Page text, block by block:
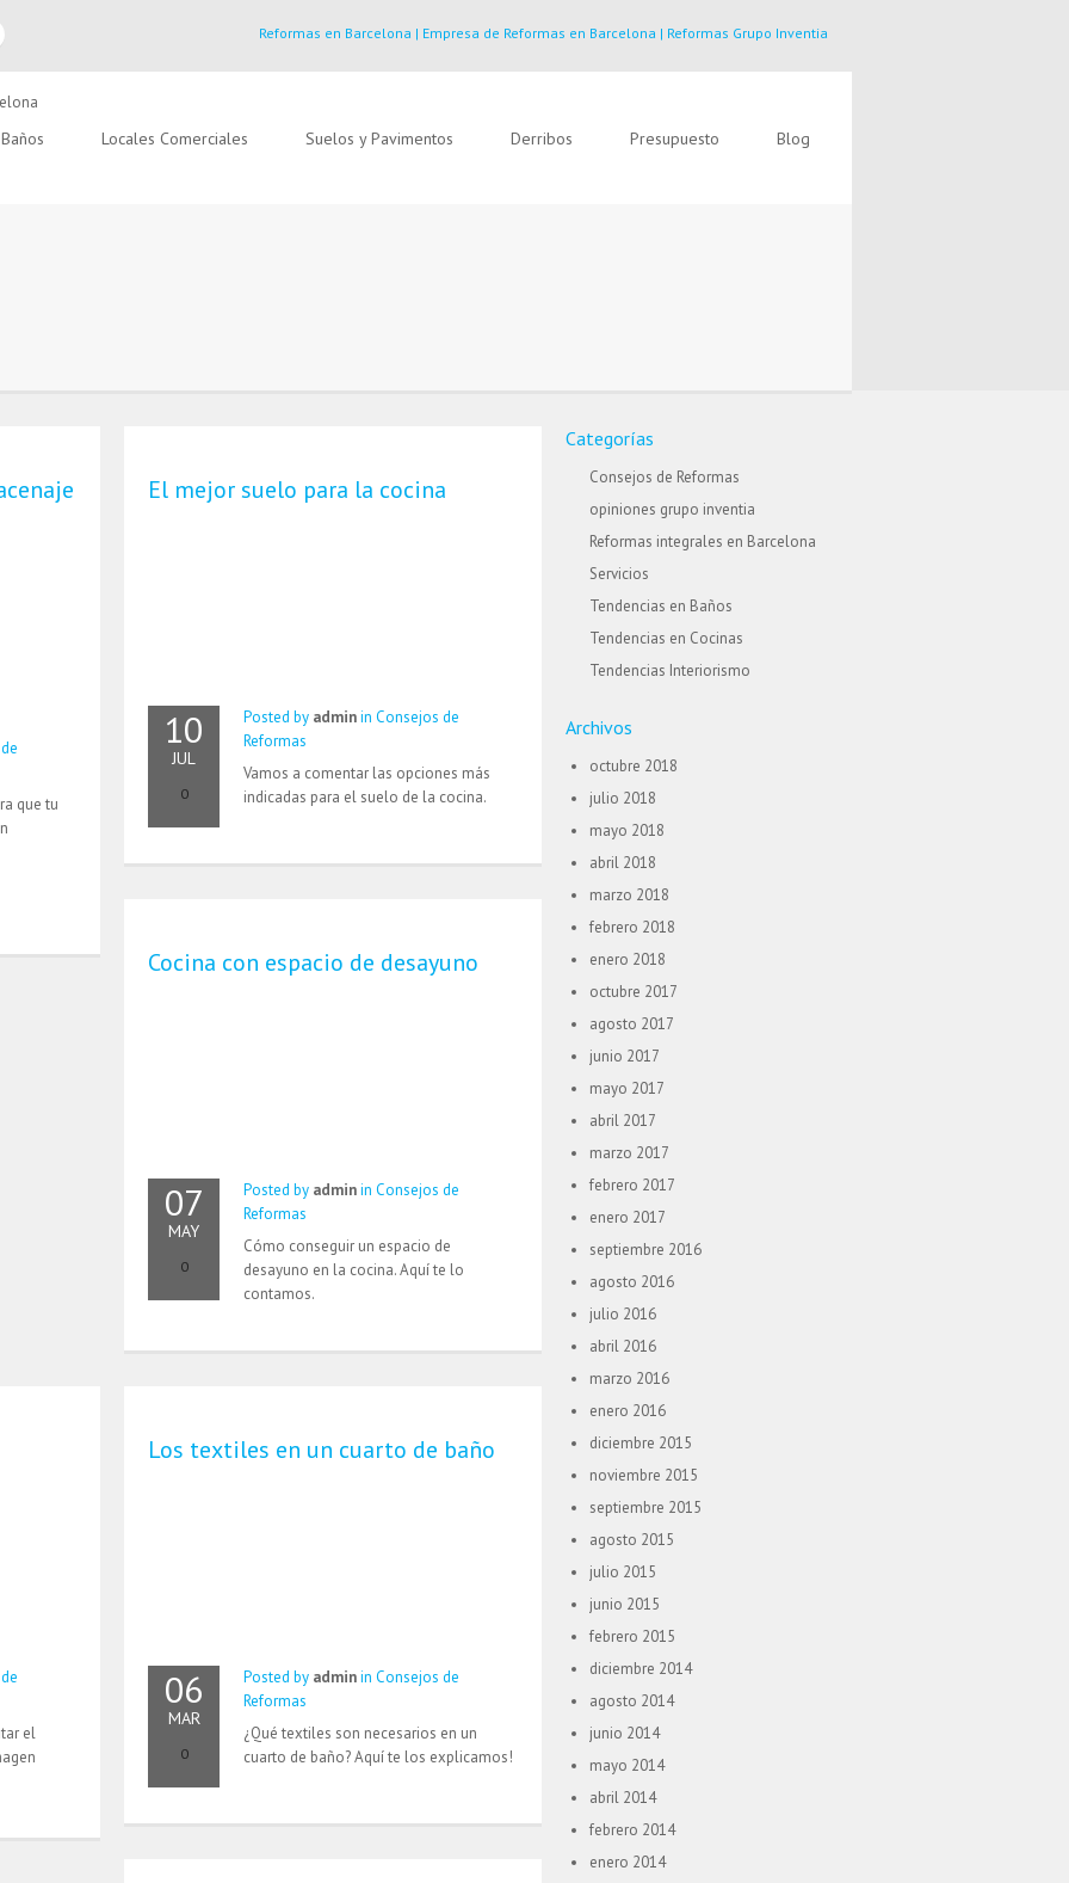
Reformas en Barcelona | Empresa de Reformas en Barcelona | Reformas Grupo Inventia
Baños Locales Comerciales Suelos y Pavimentos Derribos Presupuesto Blog
que tu
El mejor suelo para la cocina
10
JUL
0
Posted by adminin Consejos de
Reformas
Vamos a comentar las opciones más
indicadas para el suelo de la cocina.
Cocina con espacio de desayuno
07
MAY
0
Posted by adminin Consejos de
Reformas
Cómo conseguir un espacio de
desayuno en la cocina. Aquí te lo
contamos.
el
Los textiles en un cuarto de baño
06
MAR
0
Posted by adminin Consejos de
Reformas
¿Qué textiles son necesarios en un
cuarto de baño? Aquí te los explicamos!
Categorías
Consejos de Reformas
opiniones grupo inventia
Reformas integrales en Barcelona
Servicios
Tendencias en Baños
Tendencias en Cocinas
Tendencias Interiorismo
Archivos
octubre 2018
julio 2018
mayo 2018
abril 2018
marzo 2018
febrero 2018
enero 2018
octubre 2017
agosto 2017
junio 2017
mayo 2017
abril 2017
marzo 2017
febrero 2017
enero 2017
septiembre 2016
agosto 2016
julio 2016
abril 2016
marzo 2016
enero 2016
diciembre 2015
noviembre 2015
septiembre 2015
agosto 2015
julio 2015
junio 2015
febrero 2015
diciembre 2014
agosto 2014
junio 2014
mayo 2014
abril 2014
febrero 2014
enero 2014